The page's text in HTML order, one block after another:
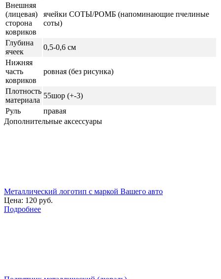
Внешняя
(лицевая)
сторона
ковриков
ячейки СОТЫ/РОМБ (напоминающие пчелиные
соты)
Глубина
ячеек
0,5-0,6 см
Нижняя
часть
ковриков
ровная (без рисунка)
Плотность
материала
55шор (+-3)
Руль
правая
Дополнительные аксессуары
Металлический логотип с маркой Вашего авто
Цена: 120 руб.
Подробнее